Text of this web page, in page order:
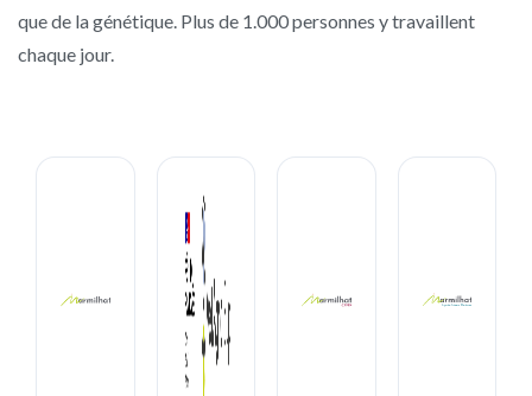
que de la génétique. Plus de 1.000 personnes y travaillent
chaque jour.